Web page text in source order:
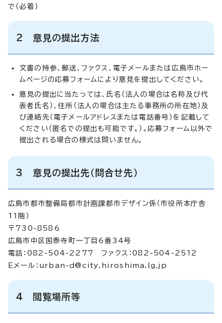
で（必着）
2 意見の提出方法
文書の持参、郵送、ファクス、電子メールまたは広島市ホー
ムページの応募フォームにより意見を提出してください。
意見の提出に当たっては、氏名（法人の場合は名称及び代
表者氏名）、住所（法人の場合は主たる事務所の所在地）及
び連絡先（電子メールアドレスまたは電話番号）を記載して
ください（匿名での提出も可能です。）。応募フォーム以外で
提出される場合の様式は問いません。
3 意見の提出先（問合せ先）
広島市都市整備局都市計画課都市デザイン係（市役所本庁舎
11階）
〒730-8586
広島市中区国泰寺町一丁目6番34号
電話：082-504-2277 ファクス：082-504-2512
Eメール： urban-d@city.hiroshima.lg.jp
4 閲覧場所等